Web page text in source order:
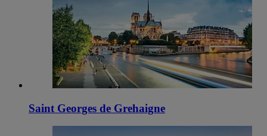
Saint Georges de Grehaigne